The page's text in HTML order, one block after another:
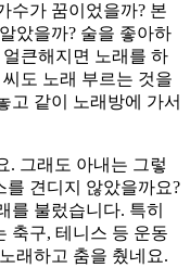
수가 꿈이었을까? 본
았을까? 술을 좋아하
큰해지면 노래를 하
도 노래 부르는 것을
고 같이 노래방에 가서
. 그래도 아내는 그렇
견디지 않았을까요?
를 불렀습니다. 특히
축구, 테니스 등 운동
래하고 춤을 췄네요.